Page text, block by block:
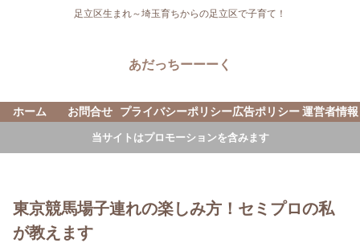
足立区生まれ～埼玉育ちからの足立区で子育て！
あだっちーーーく
ホーム お問合せ プライバシーポリシー広告ポリシー運営者情報
当サイトはプロモーションを含みます
東京競馬場子連れの楽しみ方！セミプロの私
が教えます